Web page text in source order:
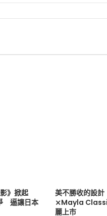
》掀起
逼讓日本
美不勝收的設計
⨯Mayla
麗上市